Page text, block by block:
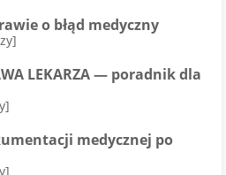
o błąd medyczny
LEKARZA — poradnik dla
medycznej po